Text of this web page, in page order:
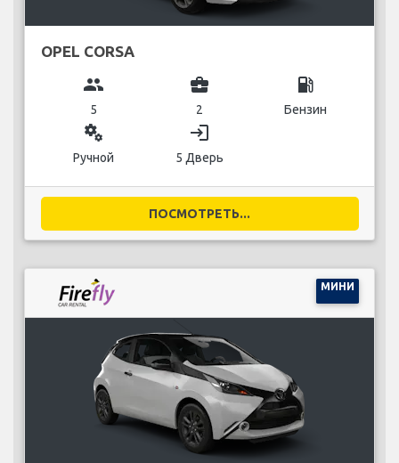
OPEL CORSA
group
5
business_center
2
local_gas_station
Бензин
miscellaneous_services
Ручной
login
5 Дверь
ПОСМОТРЕТЬ...
МИНИ